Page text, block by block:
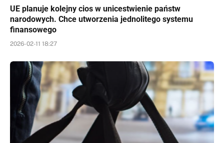
UE planuje kolejny cios w unicestwienie państw
narodowych. Chce utworzenia jednolitego systemu
finansowego
2026-02-11 18:27